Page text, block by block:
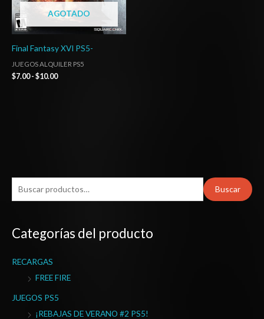
u
c
r
o
Buscar
Categorías del producto
RECARGAS
FREE FIRE
JUEGOS PS5
¡REBAJAS DE VERANO #2 PS5!
AGOTADO
Final Fantasy XVI PS5-
JUEGOS ALQUILER PS5
$7.00 - $10.00